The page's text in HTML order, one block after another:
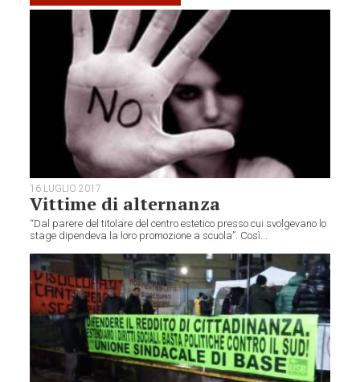
16 LUGLIO 2017
Vittime di alternanza
“Dal parere del titolare del centro estetico presso cui svolgevano lo
stage dipendeva la loro promozione a scuola”. Così...